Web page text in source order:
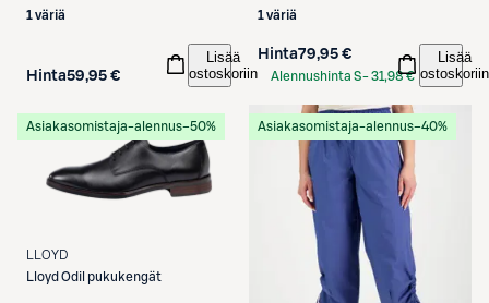
1 väriä
Hinta59,95 €
Lisää
ostoskoriin
1 väriä
Hinta79,95 €
Alennushinta S-31,98 €
Lisää
ostoskoriin
Asiakasomistaja-alennus−50%
LLOYD
Lloyd Odil pukukengät
Asiakasomistaja-alennus−40%